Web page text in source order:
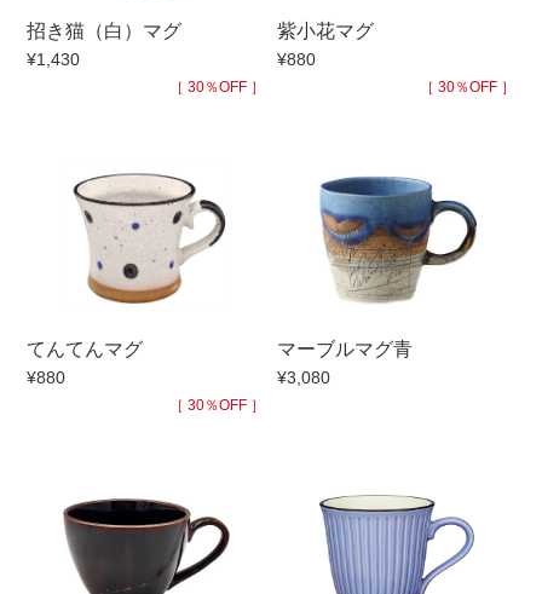
招き猫（白）マグ
¥1,430
［ 30％OFF ］
紫小花マグ
¥880
［ 30％OFF ］
てんてんマグ
¥880
［ 30％OFF ］
マーブルマグ青
¥3,080